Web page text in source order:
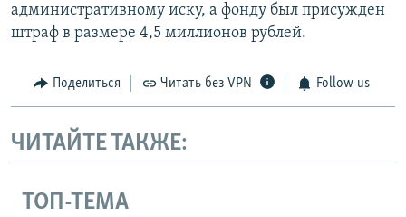
административному иску, а фонду был присужден
штраф в размере 4,5 миллионов рублей.
Поделиться Читать без VPN Follow us
ЧИТАЙТЕ ТАКЖЕ:
ТОП-ТЕМА